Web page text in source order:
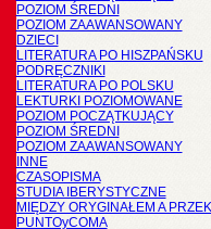
POZIOM ŚREDNI
POZIOM ZAAWANSOWANY
DZIECI
LITERATURA PO HISZPAŃSKU
PODRĘCZNIKI
LITERATURA PO POLSKU
LEKTURKI POZIOMOWANE
POZIOM POCZĄTKUJĄCY
POZIOM ŚREDNI
POZIOM ZAAWANSOWANY
INNE
CZASOPISMA
STUDIA IBERYSTYCZNE
MIĘDZY ORYGINAŁEM A
PUNTOyCOMA